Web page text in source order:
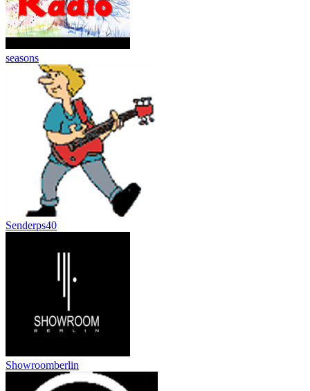
seasons
Senderps40
Showroomberlin